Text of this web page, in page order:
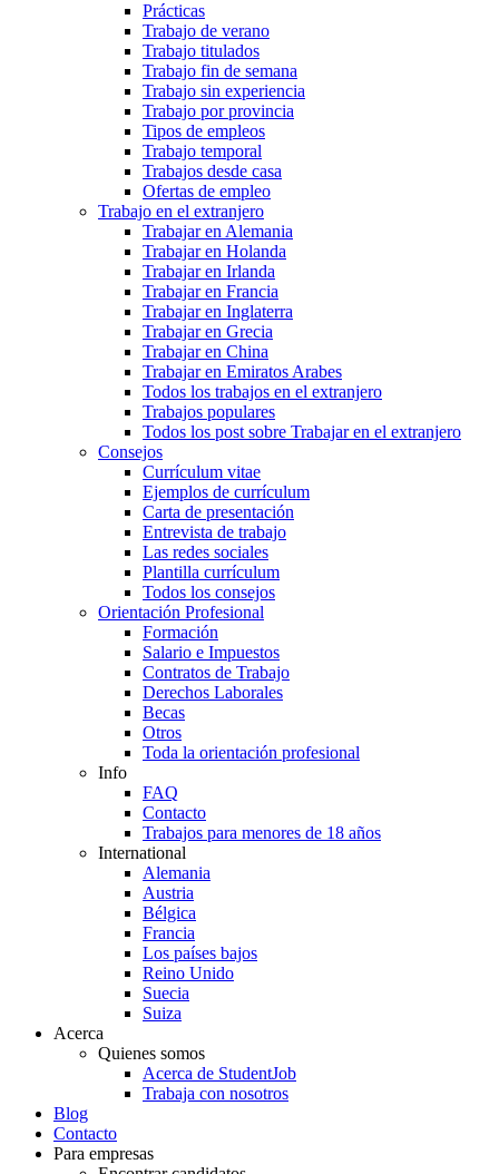
Prácticas
Trabajo de verano
Trabajo titulados
Trabajo fin de semana
Trabajo sin experiencia
Trabajo por provincia
Tipos de empleos
Trabajo temporal
Trabajos desde casa
Ofertas de empleo
Trabajo en el extranjero
Trabajar en Alemania
Trabajar en Holanda
Trabajar en Irlanda
Trabajar en Francia
Trabajar en Inglaterra
Trabajar en Grecia
Trabajar en China
Trabajar en Emiratos Arabes
Todos los trabajos en el extranjero
Trabajos populares
Todos los post sobre Trabajar en el extranjero
Consejos
Currículum vitae
Ejemplos de currículum
Carta de presentación
Entrevista de trabajo
Las redes sociales
Plantilla currículum
Todos los consejos
Orientación Profesional
Formación
Salario e Impuestos
Contratos de Trabajo
Derechos Laborales
Becas
Otros
Toda la orientación profesional
Info
FAQ
Contacto
Trabajos para menores de 18 años
International
Alemania
Austria
Bélgica
Francia
Los países bajos
Reino Unido
Suecia
Suiza
Acerca
Quienes somos
Acerca de StudentJob
Trabaja con nosotros
Blog
Contacto
Para empresas